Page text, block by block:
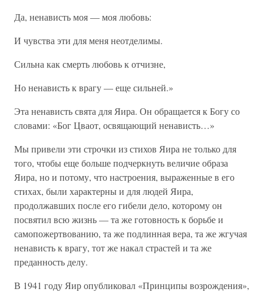
Да, ненависть моя — моя любовь:
И чувства эти для меня неотделимы.
Сильна как смерть любовь к отчизне,
Но ненависть к врагу — еще сильней.»
Эта ненависть свята для Яира. Он обращается к Богу со
словами: «Бог Цваот, освящающий ненависть…»
Мы привели эти строчки из стихов Яира не только для
того, чтобы еще больше подчеркнуть величие образа
Яира, но и потому, что настроения, выраженные в его
стихах, были характерны и для людей Яира,
продолжавших после его гибели дело, которому он
посвятил всю жизнь — та же готовность к борьбе и
самопожертвованию, та же подлинная вера, та же жгучая
ненависть к врагу, тот же накал страстей и та же
преданность делу.
В 1941 году Яир опубликовал «Принципы возрождения»,